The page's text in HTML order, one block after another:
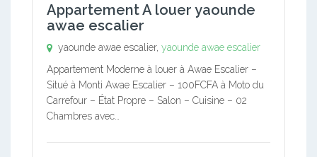
Appartement A louer yaounde
awae escalier
yaounde awae escalier, yaounde awae escalier
Appartement Moderne à louer à Awae Escalier –
Situé à Monti Awae Escalier – 100FCFA à Moto du
Carrefour – État Propre – Salon – Cuisine – 02
Chambres avec…